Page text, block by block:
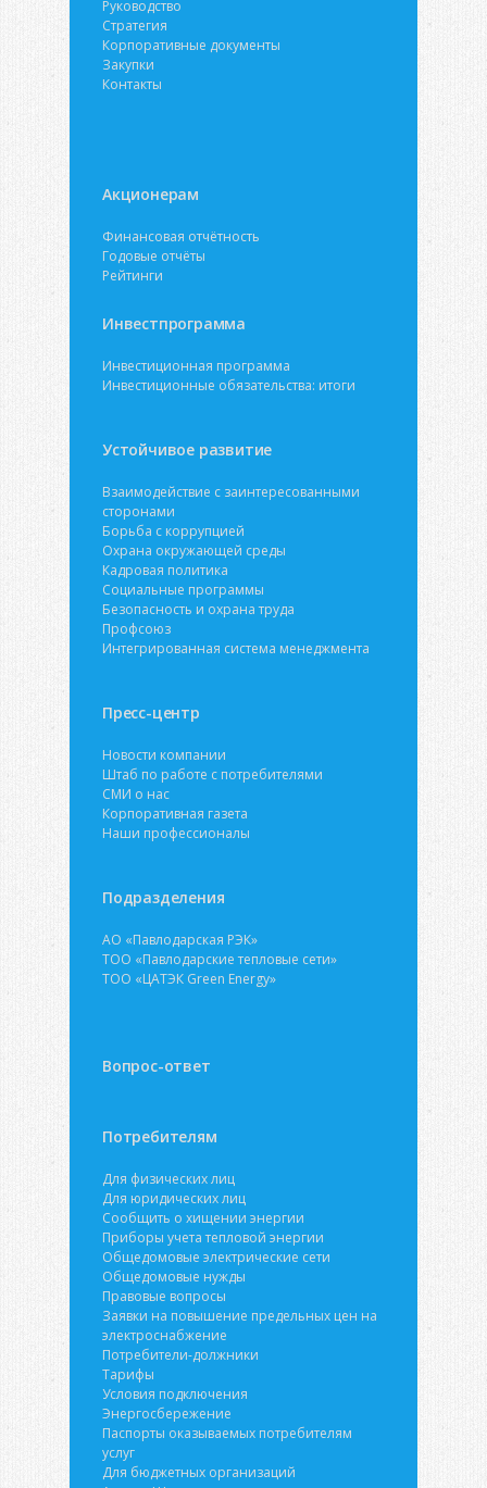
Руководство
Стратегия
Корпоративные документы
Закупки
Контакты
Акционерам
Финансовая отчётность
Годовые отчёты
Рейтинги
Инвестпрограмма
Инвестиционная программа
Инвестиционные обязательства: итоги
Устойчивое развитие
Взаимодействие с заинтересованными
сторонами
Борьба с коррупцией
Охрана окружающей среды
Кадровая политика
Социальные программы
Безопасность и охрана труда
Профсоюз
Интегрированная система менеджмента
Пресс-центр
Новости компании
Штаб по работе с потребителями
СМИ о нас
Корпоративная газета
Наши профессионалы
Подразделения
АО «Павлодарская РЭК»
ТОО «Павлодарские тепловые сети»
ТОО «ЦАТЭК Green Energy»
Вопрос-ответ
Потребителям
Для физических лиц
Для юридических лиц
Сообщить о хищении энергии
Приборы учета тепловой энергии
Общедомовые электрические сети
Общедомовые нужды
Правовые вопросы
Заявки на повышение предельных цен на
электроснабжение
Потребители-должники
Тарифы
Условия подключения
Энергосбережение
Паспорты оказываемых потребителям
услуг
Для бюджетных организаций